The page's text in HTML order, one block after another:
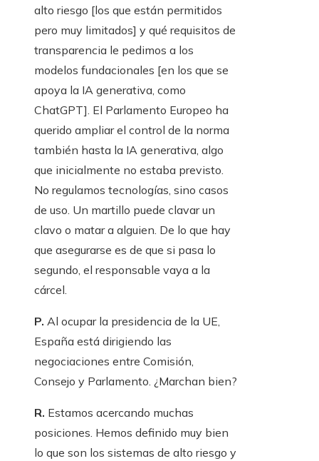
alto riesgo [los que están permitidos
pero muy limitados] y qué requisitos de
transparencia le pedimos a los
modelos fundacionales [en los que se
apoya la IA generativa, como
ChatGPT]. El Parlamento Europeo ha
querido ampliar el control de la norma
también hasta la IA generativa, algo
que inicialmente no estaba previsto.
No regulamos tecnologías, sino casos
de uso. Un martillo puede clavar un
clavo o matar a alguien. De lo que hay
que asegurarse es de que si pasa lo
segundo, el responsable vaya a la
cárcel.
P. Al ocupar la presidencia de la UE,
España está dirigiendo las
negociaciones entre Comisión,
Consejo y Parlamento. ¿Marchan bien?
R. Estamos acercando muchas
posiciones. Hemos definido muy bien
lo que son los sistemas de alto riesgo y